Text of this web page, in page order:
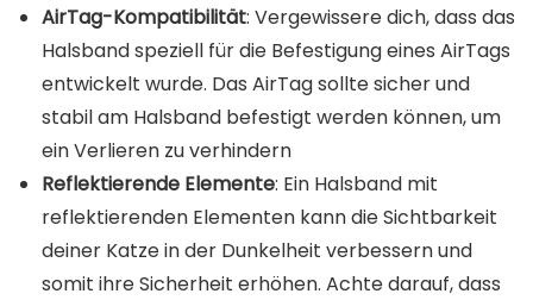
AirTag-Kompatibilität: Vergewissere dich, dass das
Halsband speziell für die Befestigung eines AirTags
entwickelt wurde. Das AirTag sollte sicher und
stabil am Halsband befestigt werden können, um
ein Verlieren zu verhindern
Reflektierende Elemente: Ein Halsband mit
reflektierenden Elementen kann die Sichtbarkeit
deiner Katze in der Dunkelheit verbessern und
somit ihre Sicherheit erhöhen. Achte darauf, dass